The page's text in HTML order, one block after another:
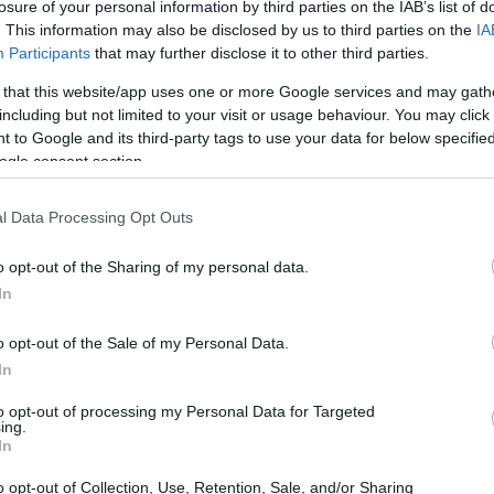
of your personal information by third parties on the IAB’s list of
This information may also be disclosed by us to third parties on the
Participants that may further disclose it to other third parties.
that this website/app uses one or more Google services and may
but not limited to your visit or usage behaviour. You may
to Google and its third-party tags to use your data for below
consent section.
Data Processing Opt Outs
opt-out of the Sharing of my personal data.
opt-out of the Sale of my Personal Data.
opt-out of processing my Personal Data for Targeted
opt-out of Collection, Use, Retention, Sale, and/or Sharing
sia tecniche che emotive: l’attaccante,
già stato accostato al club in passato ma non
Nel frattempo Shankland ha rinnovato
confermandosi poi protagonista
di Edimburgo.
fase di limatura su termini e durata: il
biennaleconopzione di estensione
l’inserimento del giocatore nel medio
un percorso di consolidamento.